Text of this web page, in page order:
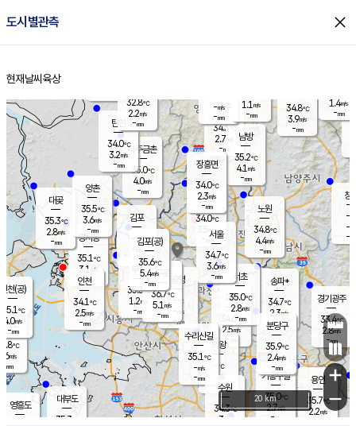
도시별관측 close
홈
현재날씨 육상
의도
℃
m/s
mm
영흥도
양주
34.3℃
2.7
-mm
과천
34.6℃
2.5m/s
- mm
용인
35.7℃
2.2m/s
경기광주
33.4℃
2.8m/s
-mm
대부도
35.3
경서동
35.1℃
3.1 m/s
-mm
파주금촌
35.0℃
4.0m/s
-mm
34.8℃
3.9m/s
-mm
대곶
35.3℃
2.8m/s
-mm
창
-
-m/
-
탄현
34.0℃
3.2m/s
-mm
1.4m/s
-mm
의왕
- ℃
m/s
mm
김포
- ℃
-m/s
mm
광명
- ℃
-m/s
-mm
부천
35.3℃
1.2m/s
-mm
양촌
35.5℃
3.6m/s
-mm
구로
36.7℃
5.1 m/s
-mm
은평
34.0℃
3.5 m/s
- mm
노원
34.8℃
4.4m/s
-mm
송파*
34.7℃
2.3m/s
-mm
서초
35.0℃
2.8m/s
-mm
남방
35.2℃
4.1 m/s
-mm
기흥구갈
35.0℃
2.7m/s
-
수리산길
35.1℃
-m/s
-mm
분당구
35.9℃
2.4m/s
-mm
장흥면
34.0℃
2.3m/s
-mm
-m/s
-mm
인천(공)
35.1℃
4.0m/s
-mm
김포(공)
35.6℃
5.4m/s
-mm
수원
34.3℃
3 m/s
인천
34.1℃
2.5m/s
-mm
서울
34.7℃
3.6m/s
-mm
32.8℃
2.2m/s
-mm
1.1 m/s
-mm
+
−
20 km